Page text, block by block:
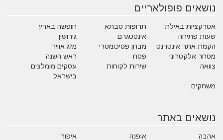
נושאים פופולאריים
אטרקציות באילת תרופות סבתא
חופשה בארץ
שעות פתיחה
אינסטגרם
גירושין
הקמת אתר אינטרנט
מבחן פסיכומטרי
מזג אוויר
מסחר אלקטרוני
פסח
ראש השנה
צוואה
שירות לקוחות
עסקים מומלצים
בישראל
משחקים
נושאים באתר
אהבה אופנה איפור